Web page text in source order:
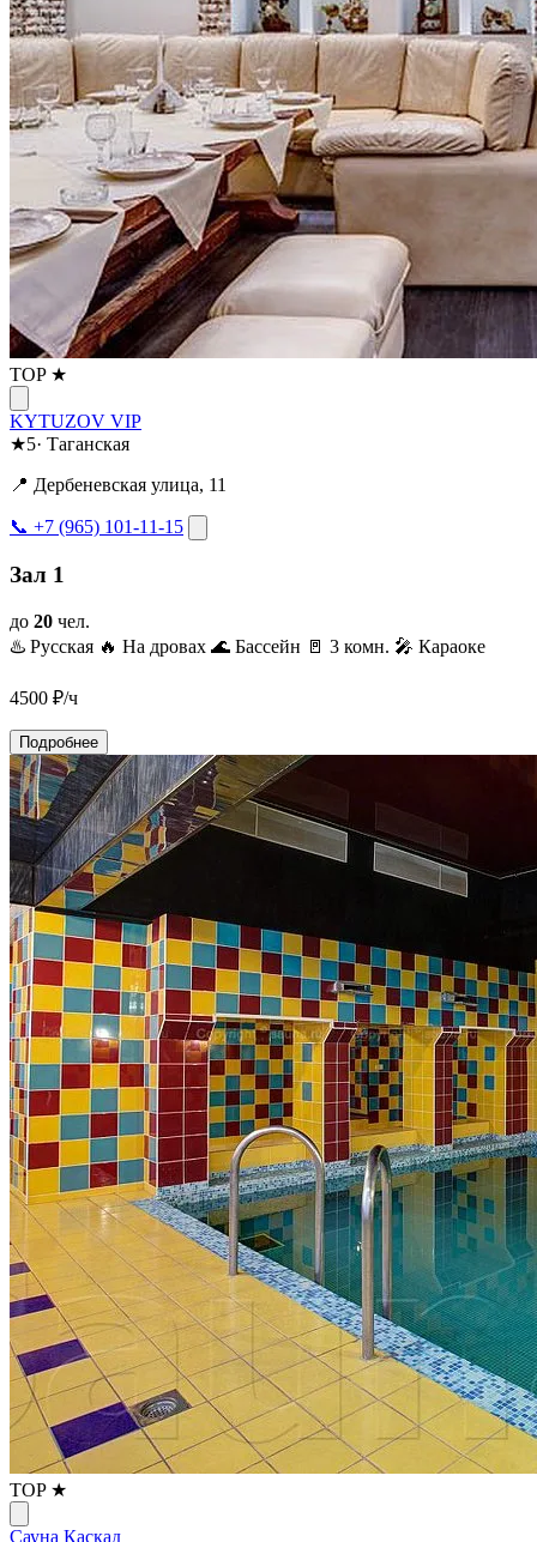
TOP ★
KYTUZOV VIP
★5· Таганская
📍 Дербеневская улица, 11
📞 +7 (965) 101-11-15
Зал 1
до 20 чел.
♨️ Русская 🔥 На дровах 🌊 Бассейн 🚪 3 комн. 🎤 Караоке
4500 ₽/ч
Подробнее
TOP ★
Сауна Каскад